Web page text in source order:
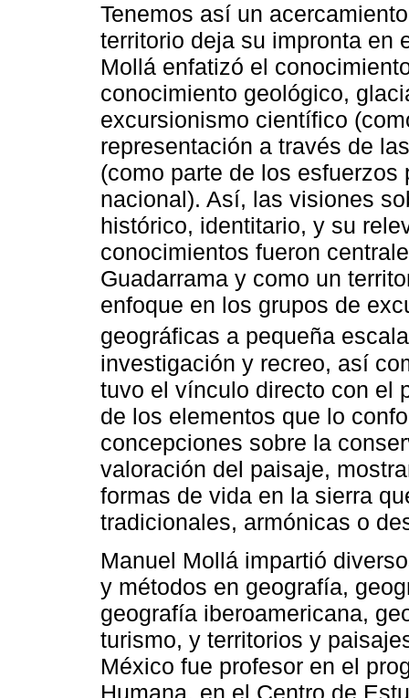
Tenemos así un
territorio deja su impronta en
Mollá enfatizó el
conocimiento geológico,
excursionismo científico
representación a través de
(como parte de los
nacional). Así, las visiones
histórico, identitario, y su
conocimientos fueron
Guadarrama y como un
enfoque en los grupos de
geográficas a pequeña
investigación y recreo, así
tuvo el vínculo directo con el
de los elementos que lo
concepciones sobre la
valoración del paisaje,
formas de vida en la sierra
tradicionales, armónicas o
Manuel Mollá impartió
y métodos en geografía,
geografía iberoamericana,
turismo, y territorios y
México fue profesor en el
Humana, en el Centro de